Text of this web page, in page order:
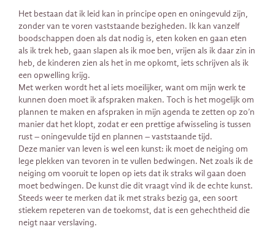
Het bestaan dat ik leid kan in principe open en oningevuld zijn,
zonder van te voren vaststaande bezigheden. Ik kan vanzelf
boodschappen doen als dat nodig is, eten koken en gaan eten
als ik trek heb, gaan slapen als ik moe ben, vrijen als ik daar zin in
heb, de kinderen zien als het in me opkomt, iets schrijven als ik
een opwelling krijg.
Met werken wordt het al iets moeilijker, want om mijn werk te
kunnen doen moet ik afspraken maken. Toch is het mogelijk om
plannen te maken en afspraken in mijn agenda te zetten op zo’n
manier dat het klopt, zodat er een prettige afwisseling is tussen
rust – oningevulde tijd en plannen – vaststaande tijd.
Deze manier van leven is wel een kunst: ik moet de neiging om
lege plekken van tevoren in te vullen bedwingen. Net zoals ik de
neiging om vooruit te lopen op iets dat ik straks wil gaan doen
moet bedwingen. De kunst die dit vraagt vind ik de echte kunst.
Steeds weer te merken dat ik met straks bezig ga, een soort
stiekem repeteren van de toekomst, dat is een gehechtheid die
neigt naar verslaving.